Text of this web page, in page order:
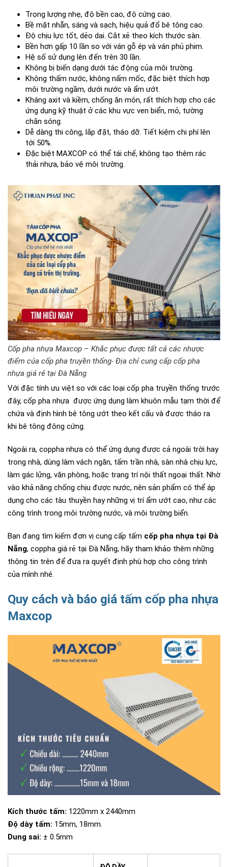
Trọng lượng nhẹ, độ bền cao, độ cứng cao.
Bề mặt nhẵn, sáng và sạch, hiệu quả đổ bê tông cao.
Độ chịu lực tốt, dẻo dai. Cắt xẻ theo kích thước sàn.
Bền hơn gấp 10 lần so với ván gỗ ép và ván phủ phim.
Hệ số sử dụng lên đến trên 30 lần.
Không bị biến dạng dưới tác động của môi trường.
Không thấm nước, không nấm mốc, đặc biệt thích hợp
môi trường ngầm, dưới nước và ẩm ướt.
Kháng axit và kiềm, chống ăn món, rất thích hợp cho các
ứng dụng kỹ thuật ở các khu vực ven biển, mỏ, tường
chắn sóng.
Dễ dàng thi công, lắp đặt, tháo dỡ. Tiết kiệm chi phí lên
tới 50%.
Đặc biệt MAXCOP có thể tái chế, không tạo thêm rác
thải nhựa, bảo vệ môi trường.
Cốp pha nhựa Maxcop – Khắc phục được tất cả các nhược
điểm của cốp pha truyền thống- Địa chỉ cung cấp cốp pha
nhựa giá rẻ tại Đà Nẵng
Với đặc tính ưu việt so với các loại cốp pha truyền thống trước
đây, cốp pha nhựa được ứng dụng làm khuôn mẫu tạm thời để
chứa và định hình bê tông ướt theo kết cấu và được tháo ra
khi bê tông đông cứng.
Ngoài ra, coppha nhựa có thể ứng dụng được cả ngoài trời hay
trong nhà, dùng làm vách ngăn, tấm trần nhà, sàn nhà chịu lực,
làm gác lửng, văn phòng, hoặc trang trí nội thất ngoại thất. Nhờ
vào khả năng chống chịu được nước, nên sản phẩm có thể áp
dụng cho các tàu thuyền hay những vị trí ẩm ướt cao, như các
công trình trong môi trường nước, và môi trường biển.
Bạn đang tìm kiếm đơn vị cung cấp tấm cốp pha nhựa tại Đà
Nẵng, coppha giá rẻ tại Đà Nẵng, hãy tham khảo thêm những
thông tin trên để đưa ra quyết định phù hợp cho công trình
của mình nhé.
Quy cách và báo giá tấm cốp pha nhựa
Maxcop
Kích thước tấm: 1220mm x 2440mm
Độ dày tấm: 15mm, 18mm.
Dung sai: ± 0.5mm